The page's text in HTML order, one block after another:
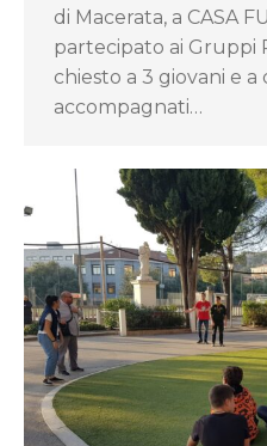
di Macerata, a CASA
partecipato ai Gruppi
chiesto a 3 giovani e a
accompagnati…